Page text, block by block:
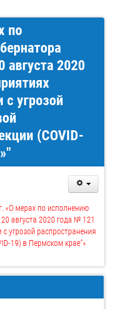
по
августа 2020
угрозой
(COVID-
«О мерах по исполнению
августа 2020 года № 121
угрозой распространения
19) в Пермском крае"»